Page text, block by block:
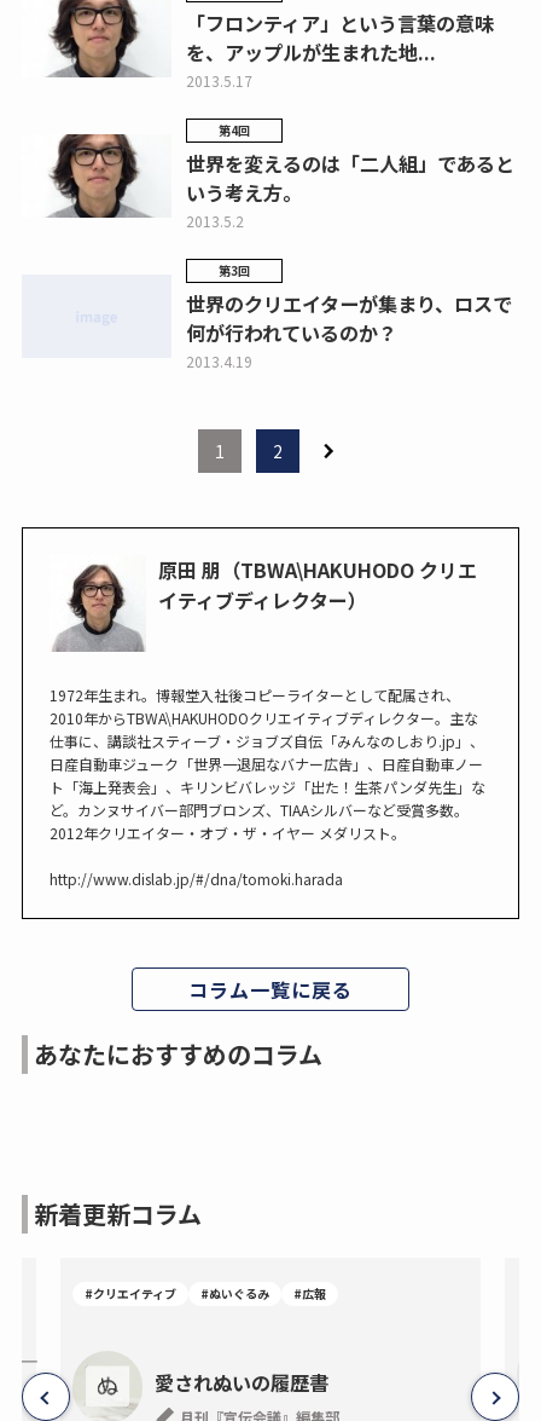
「フロンティア」という言葉の意味
を、アップルが生まれた地...
2013.5.17
第4回
世界を変えるのは「二人組」であると
いう考え方。
2013.5.2
第3回
世界のクリエイターが集まり、ロスで
何が行われているのか？
2013.4.19
1 2
原田 朋（TBWA\HAKUHODO クリエ
イティブディレクター）
1972年生まれ。博報堂入社後コピーライターとして配属され、
2010年からTBWA\HAKUHODOクリエイティブディレクター。主な
仕事に、講談社スティーブ・ジョブズ自伝「みんなのしおり.jp」、
日産自動車ジューク「世界一退屈なバナー広告」、日産自動車ノー
ト「海上発表会」、キリンビバレッジ「出た！生茶パンダ先生」な
ど。カンヌサイバー部門ブロンズ、TIAAシルバーなど受賞多数。
2012年クリエイター・オブ・ザ・イヤー メダリスト。
http://www.dislab.jp/#/dna/tomoki.harada
コラム一覧に戻る
あなたにおすすめのコラム
新着更新コラム
#クリエイティブ #ぬいぐるみ #広報
愛されぬいの履歴書
月刊『宣伝会議』編集部